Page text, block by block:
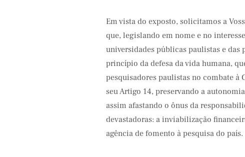
Em vista do exposto, solicitamos a
que, legislando em nome e no
universidades públicas paulistas e das
princípio da defesa da vida humana,
pesquisadores paulistas no combate
seu Artigo 14, preservando a
assim afastando o ônus da
devastadoras: a inviabilização
agência de fomento à pesquisa do país.